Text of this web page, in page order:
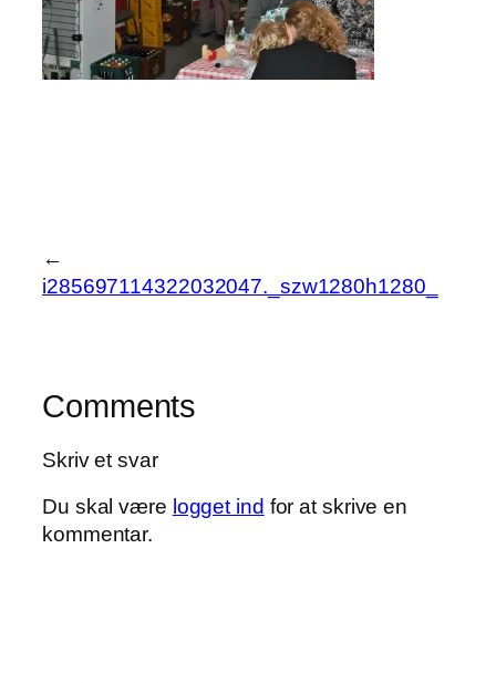
←
i285697114322032047._szw1280h1280_
Comments
Skriv et svar
Du skal være logget ind for at skrive en
kommentar.